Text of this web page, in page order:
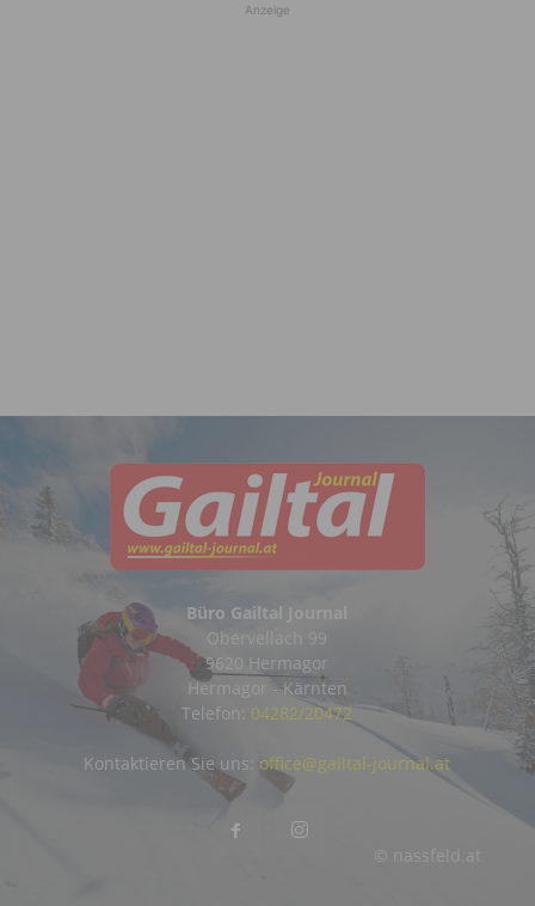
Anzeige
Büro Gailtal Journal
Obervellach 99
9620 Hermagor
Hermagor - Kärnten
Telefon: 04282/20472
© nassfeld.at
Kontaktieren Sie uns: office@gailtal-journal.at